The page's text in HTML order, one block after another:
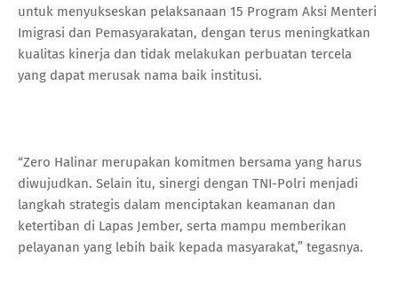
untuk menyukseskan pelaksanaan 15 Program Aksi Menteri
Imigrasi dan Pemasyarakatan, dengan terus meningkatkan
kualitas kinerja dan tidak melakukan perbuatan tercela
yang dapat merusak nama baik institusi.
“Zero Halinar merupakan komitmen bersama yang harus
diwujudkan. Selain itu, sinergi dengan TNI-Polri menjadi
langkah strategis dalam menciptakan keamanan dan
ketertiban di Lapas Jember, serta mampu memberikan
pelayanan yang lebih baik kepada masyarakat,” tegasnya.